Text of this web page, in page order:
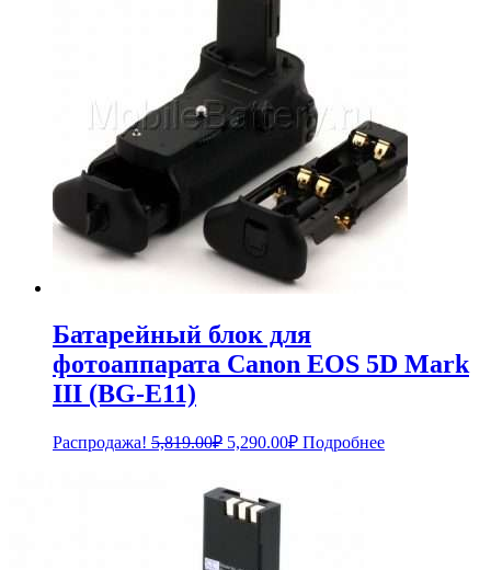
Батарейный блок для
фотоаппарата Canon EOS 5D Mark
III (BG-E11)
Распродажа! 5,819.00₽ Первоначальная
5,819.00₽.
5,290.00₽Текущая
Подробнее